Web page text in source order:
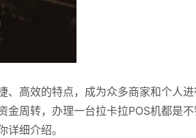
、高效的特点，成为众多商家和个人
周转，办理一台拉卡拉POS机都是
细介绍。